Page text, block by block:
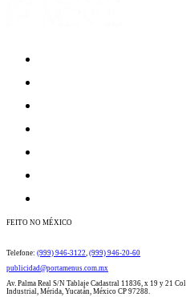
FEITO NO MÉXICO
​​​​​​​​​​​​​​​​​​​​​​​Telefone: (999) 946-3122​​, (999) 946-20-60
publicidad@portamenus.com.mx
​Av. Palma Real S/N Tablaje Cadastral 11836, x 19 y 21
Industrial, Mérida, Yucatán, México CP 97288.